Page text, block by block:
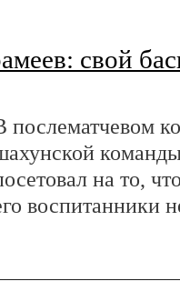
свой
послематчевом
на то,
воспитанники